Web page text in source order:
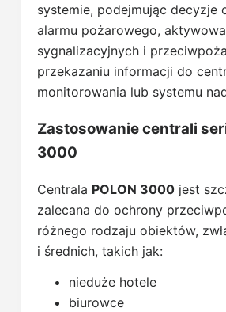
systemie, podejmując decyzje
alarmu pożarowego,
sygnalizacyjnych i
przekazaniu informacji do
monitorowania lub systemu
Zastosowanie centrali
3000
Centrala POLON 3000jest
zalecana do ochrony
różnego rodzaju obiektów,
i średnich, takich jak:
nieduże hotele
biurowce